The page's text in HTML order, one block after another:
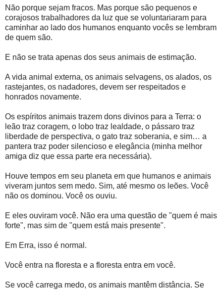
Não porque sejam fracos. Mas porque são pequenos e
corajosos trabalhadores da luz que se voluntariaram para
caminhar ao lado dos humanos enquanto vocês se lembram
de quem são.
E não se trata apenas dos seus animais de estimação.
A vida animal externa, os animais selvagens, os alados, os
rastejantes, os nadadores, devem ser respeitados e
honrados novamente.
Os espíritos animais trazem dons divinos para a Terra: o
leão traz coragem, o lobo traz lealdade, o pássaro traz
liberdade de perspectiva, o gato traz soberania, e sim… a
pantera traz poder silencioso e elegância (minha melhor
amiga diz que essa parte era necessária).
Houve tempos em seu planeta em que humanos e animais
viveram juntos sem medo. Sim, até mesmo os leões. Você
não os dominou. Você os ouviu.
E eles ouviram você. Não era uma questão de "quem é mais
forte", mas sim de "quem está mais presente".
Em Erra, isso é normal.
Você entra na floresta e a floresta entra em você.
Se você carrega medo, os animais mantêm distância. Se